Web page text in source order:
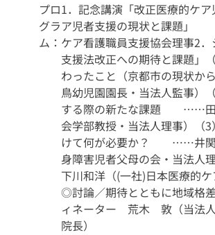
プロ
グラ
ム：
1．記念講演「改正医療的ケ
ア児者支援の現状と課題」
ケア看護職員支援協会理事2．
支援法改正への期待と課題」
わったこと（京都市の現状から
鳥幼児園園長・当法人監事）
する際の新たな課題 ……田村
会学部教授・当法人理事）
けて何が必要か？
……井関宏
身障害児者父母の会・当法人理
下川和洋（(一社)日本医療的
◎討論／期待とともに地域格
ィネーター 荒木 敦（当法
院長）